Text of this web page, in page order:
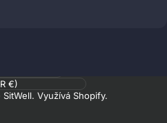
Využívá Shopify.